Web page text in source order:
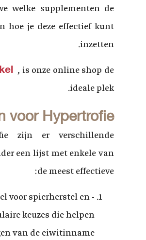
welke supplementen de
hoe je deze effectief kunt
inzetten.
, is onze online shop de
ideale plek.
voor Hypertrofie
zijn er verschillende
een lijst met enkele van
de meest effectieve:
voor spierherstel en -
keuzes die helpen
van de eiwitinname.